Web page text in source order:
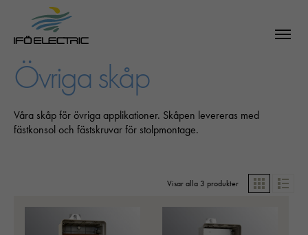
Övriga skåp
Våra skåp för övriga applikationer. Skåpen levereras med
fästkonsol och fästskruvar för stolpmontage.
Visar alla 3 produkter Grid List